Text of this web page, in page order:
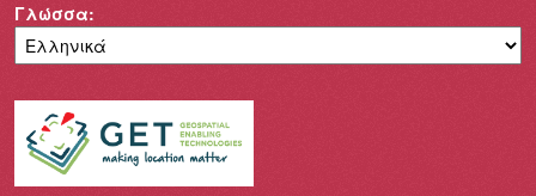
Γλώσσα